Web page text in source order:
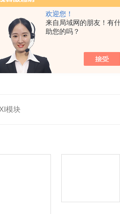
欢迎您！
来自局域网的朋友！有
助您的吗？
模块